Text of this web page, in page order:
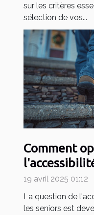
sur les critères
sélection de vos...
Comment
domicile
19 avril 2025 01:12
La question de
les seniors est